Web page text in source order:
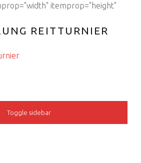
itemprop="height"
REITTURNIER
Toggle sidebar